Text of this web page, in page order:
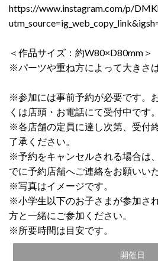
https://www.instagram.com/p/
＜作品サイズ：約W80×D80mm＞
※パーツや重ね方によって大きさ
※参加には事前予約が必要です。
くは店頭・お電話にて受付中です。
※各店舗の定員に達し次第、受付
了承ください。
※予約をキャンセルされる場合は
でに予約店舗へご連絡をお願いい
※写真はイメージです。
※小学生以下のお子さまが参加さ
方と一緒にご参加ください。
※所要時間は目安です。
開催日